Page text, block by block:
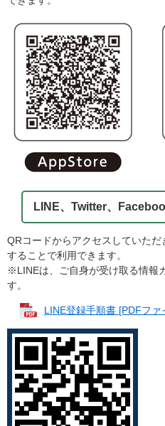
LINE、Twitter、
QRコードからアクセスしていた
することで利用できます。
※LINEは、ご自身が受け取る情報
す。
LINE登録手順書 [PDFファ